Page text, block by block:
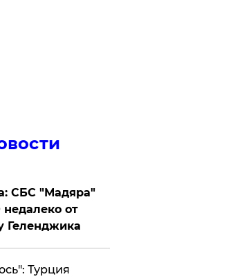
СБС "Мадяра"
от
Геленджика
Турция